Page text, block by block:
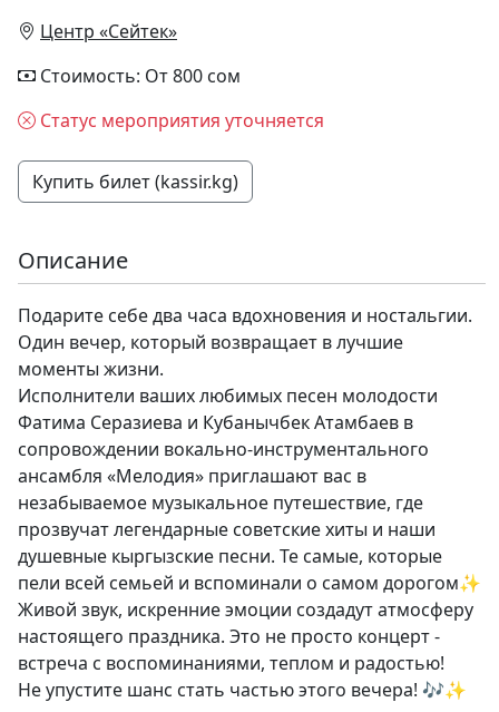
Центр «Сейтек»
Стоимость: От 800 сом
Статус мероприятия уточняется
Купить билет (kassir.kg)
Описание
Подарите себе два часа вдохновения и ностальгии.
Один вечер, который возвращает в лучшие
моменты жизни.
Исполнители ваших любимых песен молодости
Фатима Серазиева и Кубанычбек Атамбаев в
сопровождении вокально-инструментального
ансамбля «Мелодия» приглашают вас в
незабываемое музыкальное путешествие, где
прозвучат легендарные советские хиты и наши
душевные кыргызские песни. Те самые, которые
пели всей семьей и вспоминали о самом дорогом✨
Живой звук, искренние эмоции создадут атмосферу
настоящего праздника. Это не просто концерт -
встреча с воспоминаниями, теплом и радостью!
Не упустите шанс стать частью этого вечера! 🎶✨